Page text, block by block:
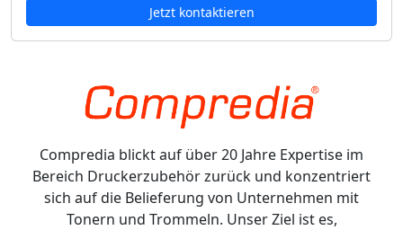
Jetzt kontaktieren
Compredia blickt auf über 20 Jahre Expertise im
Bereich Druckerzubehör zurück und konzentriert
sich auf die Belieferung von Unternehmen mit
Tonern und Trommeln. Unser Ziel ist es,